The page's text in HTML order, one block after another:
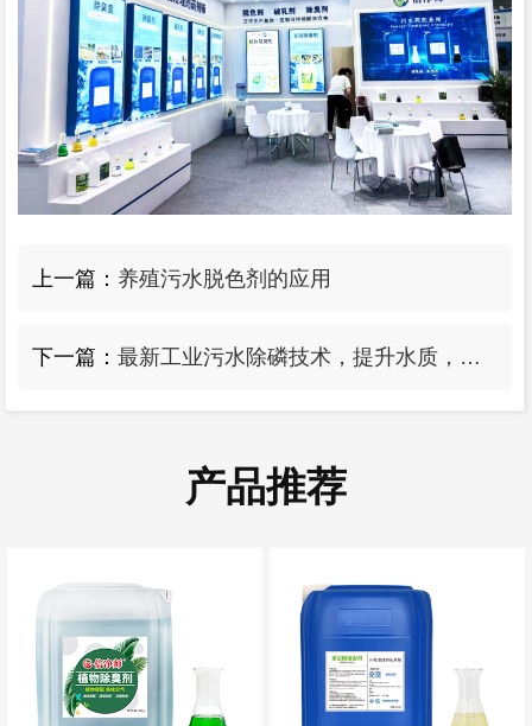
上一篇： 养殖污水脱色剂的应用
下一篇： 最新工业污水除磷技术，提升水质，保护环境
产品推荐